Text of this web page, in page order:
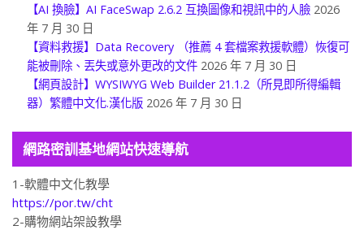
【AI 換臉】AI FaceSwap 2.6.2 互換圖像和視訊中的人臉 2026
年 7 月 30 日
【資料救援】Data Recovery （推薦 4 套檔案救援軟體）恢復可
能被刪除、丟失或意外更改的文件 2026 年 7 月 30 日
【網頁設計】WYSIWYG Web Builder 21.1.2（所見即所得編輯
器）繁體中文化.漢化版 2026 年 7 月 30 日
網路密訓基地網站快速導航
1-軟體中文化教學
https://por.tw/cht
2-購物網站架設教學